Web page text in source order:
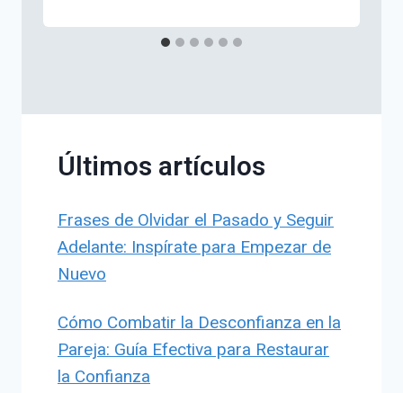
Últimos artículos
Frases de Olvidar el Pasado y Seguir
Adelante: Inspírate para Empezar de
Nuevo
Cómo Combatir la Desconfianza en la
Pareja: Guía Efectiva para Restaurar
la Confianza